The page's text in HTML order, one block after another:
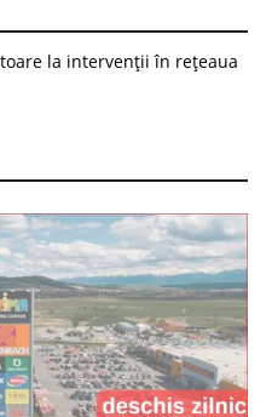
la intervenții în rețeaua